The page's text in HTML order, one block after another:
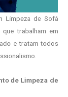
Limpeza de Sofá
trabalham em
e tratam todos
de Limpeza de